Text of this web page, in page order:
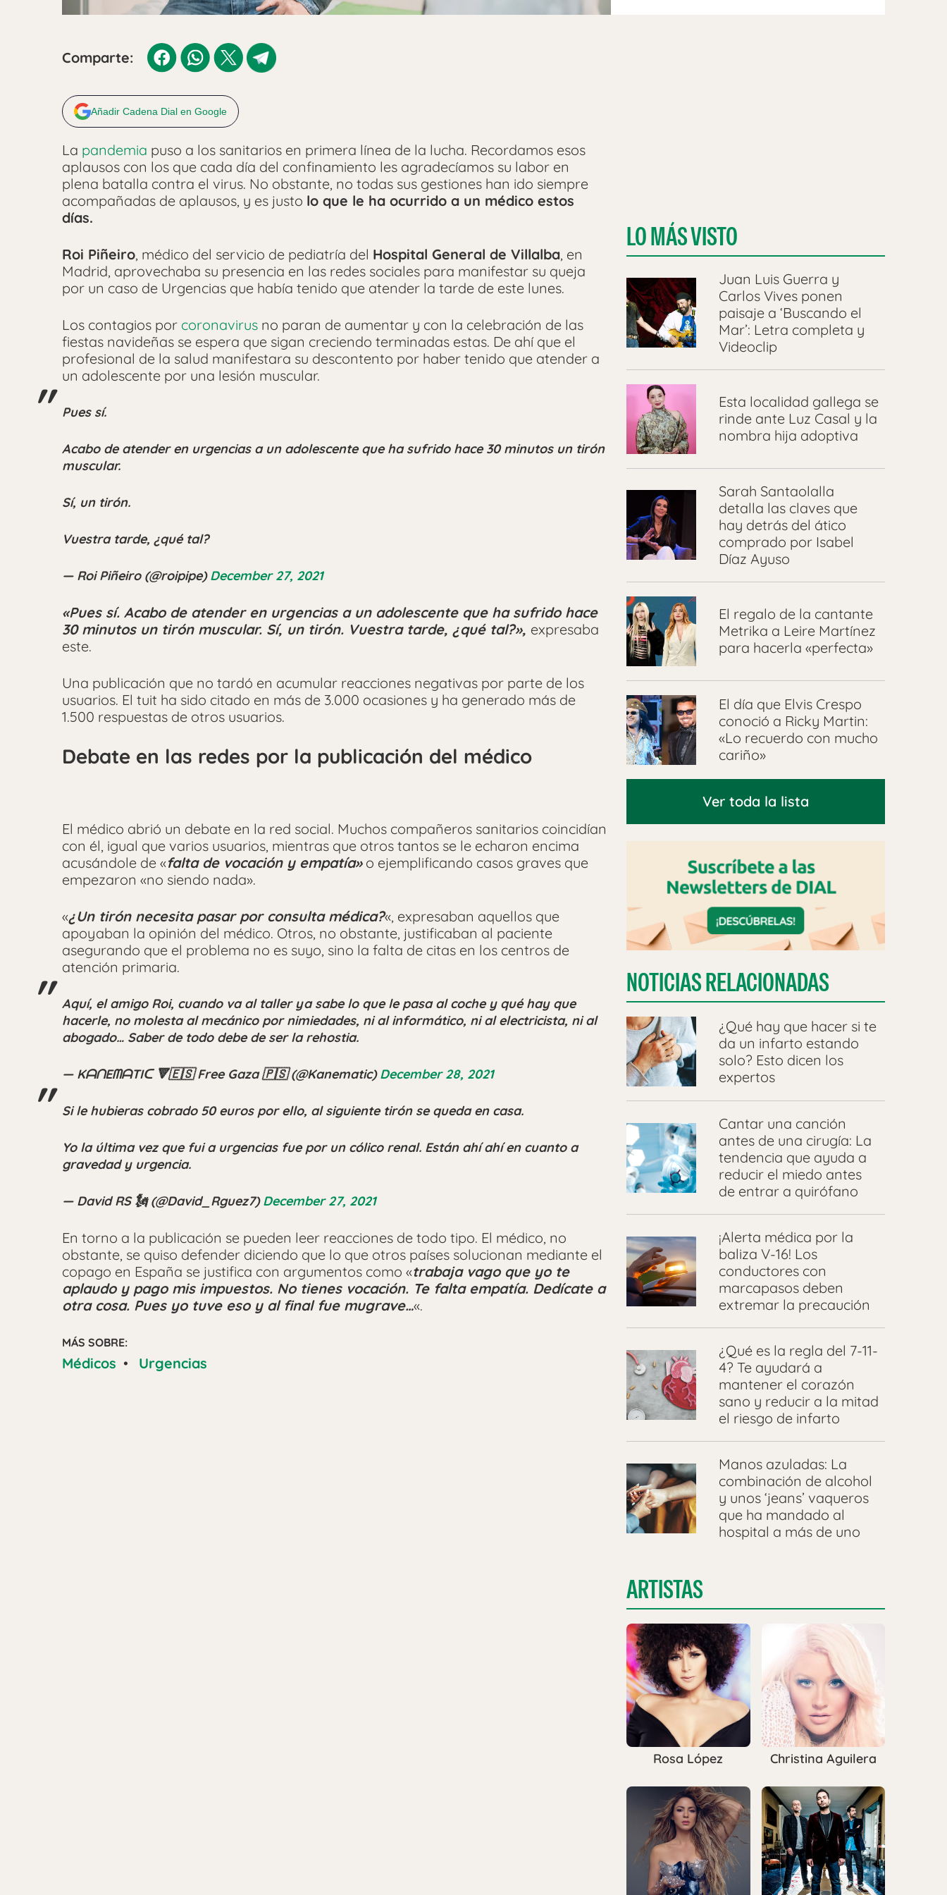
Comparte:
Añadir Cadena Dial en Google
La pandemia puso a los sanitarios en primera línea de la lucha. Recordamos esos
aplausos con los que cada día del confinamiento les agradecíamos su labor en
plena batalla contra el virus. No obstante, no todas sus gestiones han ido siempre
acompañadas de aplausos, y es justo lo que le ha ocurrido a un médico estos
días.
Roi Piñeiro, médico del servicio de pediatría del Hospital General de Villalba, en
Madrid, aprovechaba su presencia en las redes sociales para manifestar su queja
por un caso de Urgencias que había tenido que atender la tarde de este lunes.
Los contagios por coronavirus no paran de aumentar y con la celebración de las
fiestas navideñas se espera que sigan creciendo terminadas estas. De ahí que el
profesional de la salud manifestara su descontento por haber tenido que atender a
un adolescente por una lesión muscular.
Pues sí.
Acabo de atender en urgencias a un adolescente que ha sufrido hace 30 minutos un tirón
muscular.
Sí, un tirón.
Vuestra tarde, ¿qué tal?
— Roi Piñeiro (@roipipe)December 27, 2021
«Pues sí. Acabo de atender en urgencias a un adolescente que ha sufrido hace
30 minutos un tirón muscular. Sí, un tirón. Vuestra tarde, ¿qué tal?», expresaba
este.
Una publicación que no tardó en acumular reacciones negativas por parte de los
usuarios. El tuit ha sido citado en más de 3.000 ocasiones y ha generado más de
1.500 respuestas de otros usuarios.
Debate en las redes por la publicación del médico
El médico abrió un debate en la red social. Muchos compañeros sanitarios coincidían
con él, igual que varios usuarios, mientras que otros tantos se le echaron encima
acusándole de «falta de vocación y empatía»o ejemplificando casos graves que
empezaron «no siendo nada».
«¿Un tirón necesita pasar por consulta médica?«, expresaban aquellos que
apoyaban la opinión del médico. Otros, no obstante, justificaban al paciente
asegurando que el problema no es suyo, sino la falta de citas en los centros de
atención primaria.
Aquí, el amigo Roi, cuando va al taller ya sabe lo que le pasa al coche y qué hay que
hacerle, no molesta al mecánico por nimiedades, ni al informático, ni al electricista, ni al
abogado… Saber de todo debe de ser la rehostia.
— KᗩᑎEᗰᗩTIᑕ 🔻🇪🇸 Free Gaza 🇵🇸 (@Kanematic)December 28, 2021
Si le hubieras cobrado 50 euros por ello, al siguiente tirón se queda en casa.
Yo la última vez que fui a urgencias fue por un cólico renal. Están ahí ahí en cuanto a
gravedad y urgencia.
— David RS 🗽 (@David_Rguez7)December 27, 2021
En torno a la publicación se pueden leer reacciones de todo tipo. El médico, no
obstante, se quiso defender diciendo que lo que otros países solucionan mediante el
copago en España se justifica con argumentos como «trabaja vago que yo te
aplaudo y pago mis impuestos. No tienes vocación. Te falta empatía. Dedícate a
otra cosa. Pues yo tuve eso y al final fue mugrave…«.
MÁS SOBRE:
Médicos • Urgencias
LO MÁS VISTO
Juan Luis Guerra y
Carlos Vives ponen
paisaje a ‘Buscando el
Mar’: Letra completa y
Videoclip
Esta localidad gallega se
rinde ante Luz Casal y la
nombra hija adoptiva
Sarah Santaolalla
detalla las claves que
hay detrás del ático
comprado por Isabel
Díaz Ayuso
El regalo de la cantante
Metrika a Leire Martínez
para hacerla «perfecta»
El día que Elvis Crespo
conoció a Ricky Martin:
«Lo recuerdo con mucho
cariño»
Ver toda la lista
NOTICIAS RELACIONADAS
¿Qué hay que hacer si te
da un infarto estando
solo? Esto dicen los
expertos
Cantar una canción
antes de una cirugía: La
tendencia que ayuda a
reducir el miedo antes
de entrar a quirófano
¡Alerta médica por la
baliza V-16! Los
conductores con
marcapasos deben
extremar la precaución
¿Qué es la regla del 7-11-
4? Te ayudará a
mantener el corazón
sano y reducir a la mitad
el riesgo de infarto
Manos azuladas: La
combinación de alcohol
y unos ‘jeans’ vaqueros
que ha mandado al
hospital a más de uno
ARTISTAS
Rosa López Christina Aguilera